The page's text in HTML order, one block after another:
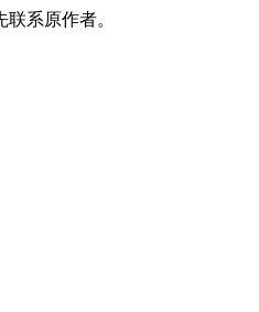
系原作者。